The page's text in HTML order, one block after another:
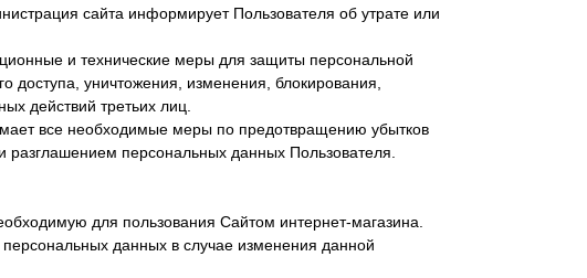
сайта информирует Пользователя об утрате или
и технические меры для защиты персональной
доступа, уничтожения, изменения, блокирования,
действий третьих лиц.
все необходимые меры по предотвращению убытков
разглашением персональных данных Пользователя.
для пользования Сайтом интернет-магазина.
данных в случае изменения данной